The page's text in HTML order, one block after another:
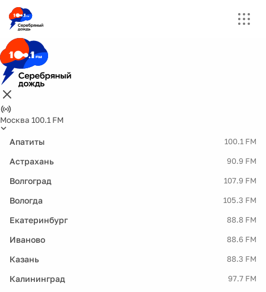
Москва 100.1 FM
Апатиты 100.1 FM
Астрахань 90.9 FM
Волгоград 107.9 FM
Вологда 105.3 FM
Екатеринбург 88.8 FM
Иваново 88.6 FM
Казань 88.3 FM
Калининград 97.7 FM